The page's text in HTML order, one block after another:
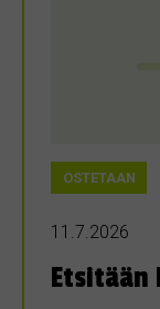
OSTETAAN
11.7.2026
Etsitään